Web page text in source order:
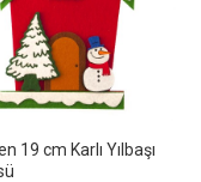
19 cm Karlı Yılbaşı